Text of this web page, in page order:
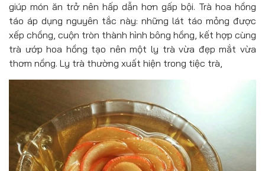
giúp món ăn trở nên hấp dẫn hơn gấp bội. Trà hoa hồng
táo áp dụng nguyên tắc này: những lát táo mỏng được
xếp chồng, cuộn tròn thành hình bông hồng, kết hợp cùng
trà ướp hoa hồng tạo nên một ly trà vừa đẹp mắt vừa
thơm nồng. Ly trà thường xuất hiện trong tiệc trà,